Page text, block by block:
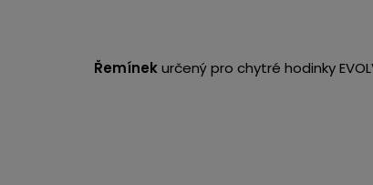
Řemínekurčený pro chytré hodinky